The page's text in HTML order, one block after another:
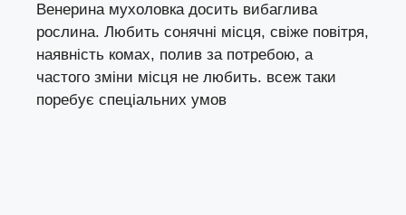
Венерина мухоловка досить вибаглива
рослина. Любить сонячні місця, свіже повітря,
наявність комах, полив за потребою, а
частого зміни місця не любить. всеж таки
поребує спеціальних умов